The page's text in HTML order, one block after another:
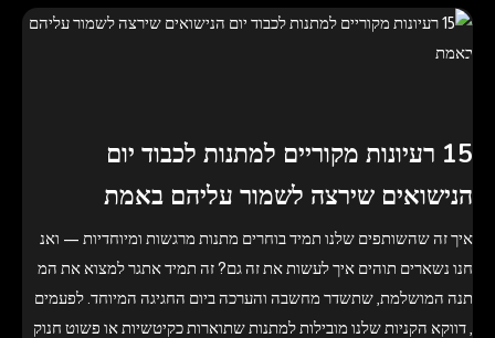
15 רעיונות מקוריים למתנות לכבוד יום
הנישואים שירצה לשמור עליהם באמת
איך זה שהשותפים שלנו תמיד בוחרים מתנות מרגשות ומיוחדיות — ואנ
חנו נשארים תוהים איך לעשות את זה גם? זה תמיד אתגר למצוא את המ
תנה המושלמת, שתשדר מחשבה והערכה ביום החגיגה המיוחד. לפעמים
, דווקא הקניות שלנו מובילות למתנות שתוארות כקיטשיות או פשוט חנוק